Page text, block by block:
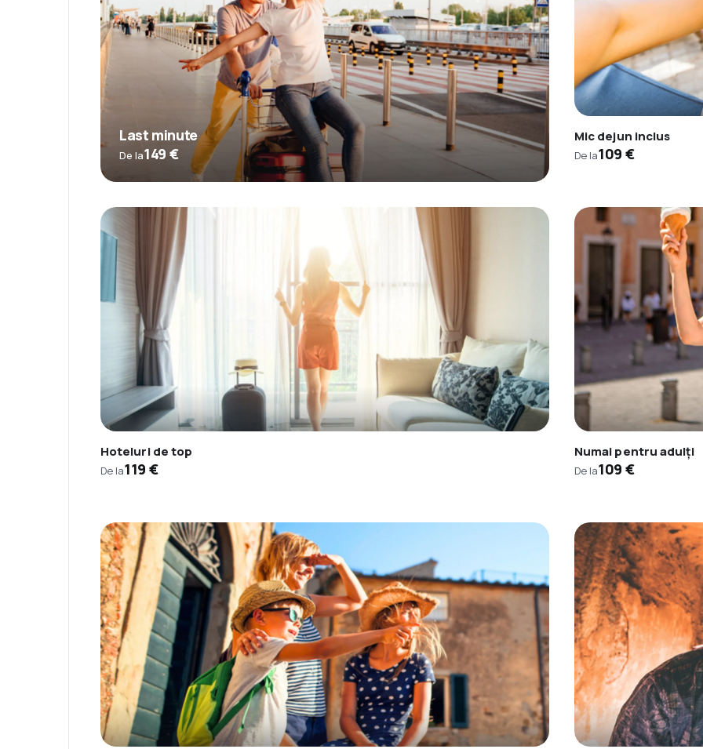
Last minute
De la149 €
Mic dejun inclus
De la109 €
Hoteluri de top
De la119 €
Numai pentru adulți
De la109 €